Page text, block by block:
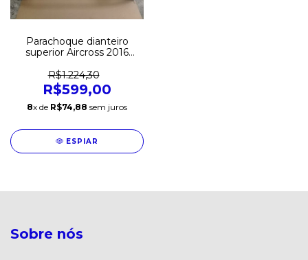
Parachoque dianteiro
superior Aircross 2016
Original
R$1.224,30
R$599,00
8x de R$74,88 sem juros
ESPIAR
Sobre nós